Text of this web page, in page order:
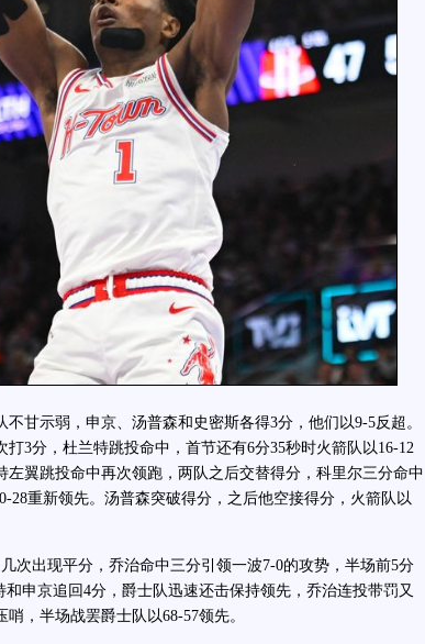
示弱，申京、汤普森和史密斯各得3分，他们以9-5反超。
打3分，杜兰特跳投命中，首节还有6分35秒时火箭队以16-12
左翼跳投命中再次领跑，两队之后交替得分，科里尔三分命中
28重新领先。汤普森突破得分，之后他空接得分，火箭队以
出现平分，乔治命中三分引领一波7-0的攻势，半场前5分
和申京追回4分，爵士队迅速还击保持领先，乔治连投带罚又
，半场战罢爵士队以68-57领先。